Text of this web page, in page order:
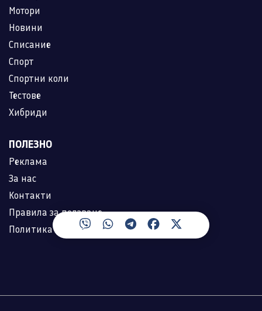
Мотори
Новини
Списание
Спорт
Спортни коли
Тестове
Хибриди
ПОЛЕЗНО
Реклама
За нас
Контакти
Правила за ползване
Политика за лични данни